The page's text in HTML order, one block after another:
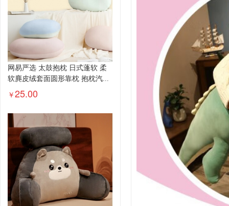
网易严选 太鼓抱枕 日式蓬软 柔
软麂皮绒套面圆形靠枕 抱枕汽...
￥25.00